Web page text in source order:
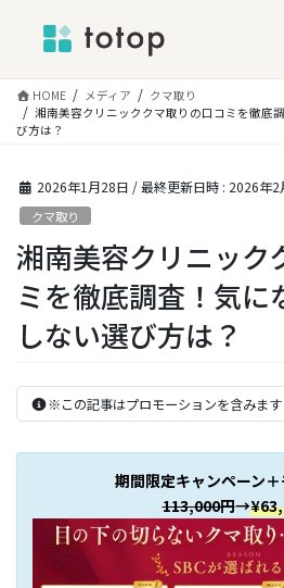
HOME メディア
クマ取り
湘南美容クリニッククマ取りの口コミを徹底
び方は？
2026年1月28日 / 最終更新日時 : 2026年2
クマ取り
湘南美容クリニック
ミを徹底調査！気に
しない選び方は？
※この記事はプロモーションを含みます
期間限定キャンペーン
113,000円→